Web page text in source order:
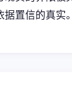
置信的真实。